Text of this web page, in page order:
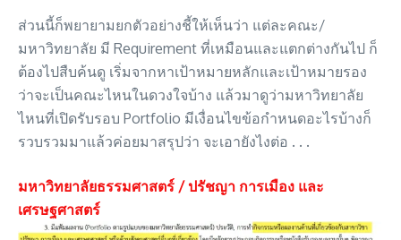
ส่วนนี้ก็พยายามยกตัวอย่างชี้ให้เห็นว่า แต่ละคณะ/
มหาวิทยาลัย มี Requirement ที่เหมือนและแตกต่างกันไป ก็
ต้องไปสืบค้นดู เริ่มจากหาเป้าหมายหลักและเป้าหมายรอง
ว่าจะเป็นคณะไหนในดวงใจบ้าง แล้วมาดูว่ามหาวิทยาลัย
ไหนที่เปิดรับรอบ Portfolio มีเงื่อนไขข้อกำหนดอะไรบ้างก็
รวบรวมมาแล้วค่อยมาสรุปว่า จะเอายังไงต่อ . . .
มหาวิทยาลัยธรรมศาสตร์ / ปรัชญา การเมือง และ
เศรษฐศาสตร์